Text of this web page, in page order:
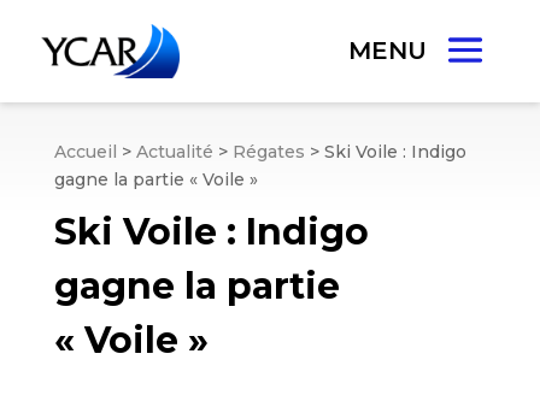
Accueil > Actualité > Régates > Ski Voile : Indigo
gagne la partie « Voile »
Ski Voile : Indigo
gagne la partie
« Voile »